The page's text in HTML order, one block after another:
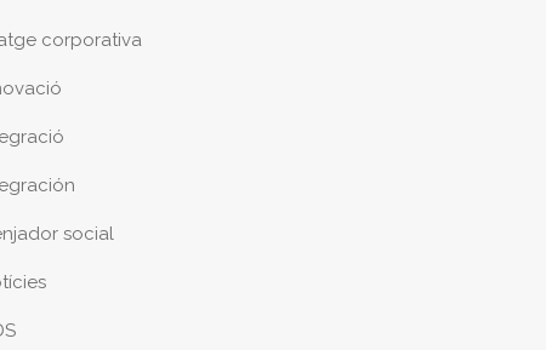
corporativa
social